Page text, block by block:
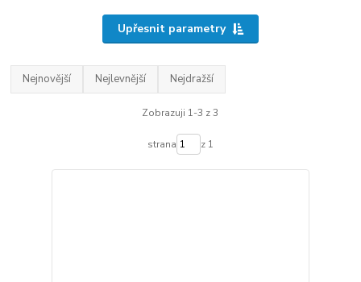
Upřesnit parametry
Nejnovější Nejlevnější Nejdražší
Zobrazuji 1-3 z 3
strana z 1